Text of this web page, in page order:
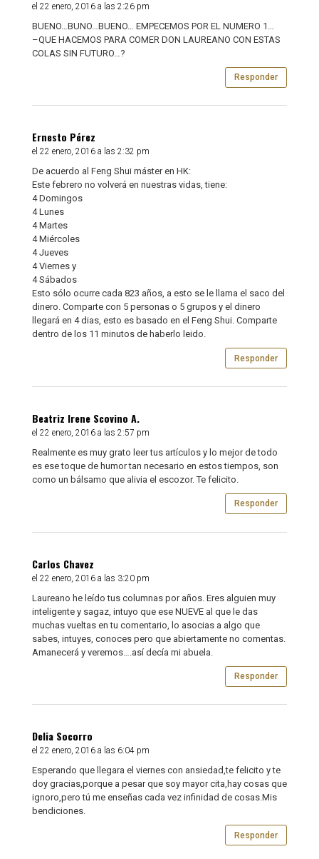
el 22 enero, 2016 a las 2:26 pm
BUENO…BUNO…BUENO… EMPECEMOS POR EL NUMERO 1…
–QUE HACEMOS PARA COMER DON LAUREANO CON ESTAS
COLAS SIN FUTURO…?
Responder
Ernesto Pérez
el 22 enero, 2016 a las 2:32 pm
De acuerdo al Feng Shui máster en HK:
Este febrero no volverá en nuestras vidas, tiene:
4 Domingos
4 Lunes
4 Martes
4 Miércoles
4 Jueves
4 Viernes y
4 Sábados
Esto sólo ocurre cada 823 años, a esto se le llama el saco del
dinero. Comparte con 5 personas o 5 grupos y el dinero
llegará en 4 dias, esto es basado en el Feng Shui. Comparte
dentro de los 11 minutos de haberlo leido.
Responder
Beatriz Irene Scovino A.
el 22 enero, 2016 a las 2:57 pm
Realmente es muy grato leer tus artículos y lo mejor de todo
es ese toque de humor tan necesario en estos tiempos, son
como un bálsamo que alivia el escozor. Te felicito.
Responder
Carlos Chavez
el 22 enero, 2016 a las 3:20 pm
Laureano he leído tus columnas por años. Eres alguien muy
inteligente y sagaz, intuyo que ese NUEVE al que le das
muchas vueltas en tu comentario, lo asocias a algo que
sabes, intuyes, conoces pero que abiertamente no comentas.
Amanecerá y veremos….así decía mi abuela.
Responder
Delia Socorro
el 22 enero, 2016 a las 6:04 pm
Esperando que llegara el viernes con ansiedad,te felicito y te
doy gracias,porque a pesar que soy mayor cita,hay cosas que
ignoro,pero tú me enseñas cada vez infinidad de cosas.Mis
bendiciones.
Responder